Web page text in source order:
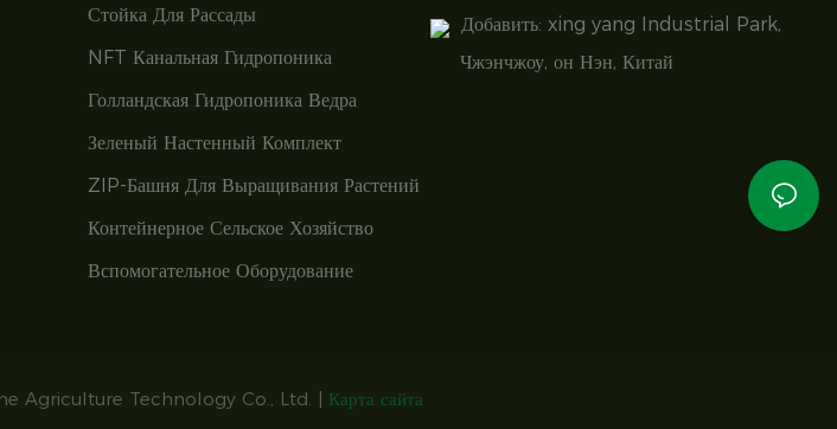
Стойка Для Рассады
NFT Канальная Гидропоника
Голландская Гидропоника Ведра
Зеленый Настенный Комплект
ZIP-Башня Для Выращивания Растений
Контейнерное Сельское Хозяйство
Вспомогательное Оборудование
Добавить: xing yang Industrial Park,
Чжэнчжоу, он Нэн, Китай
Agriculture Technology Co., Ltd. | Карта сайта